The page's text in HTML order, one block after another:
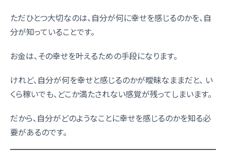
ただひとつ大切なのは、自分が何に幸せを感じるのかを、自
分が知っていることです。
お金は、その幸せを叶えるための手段になります。
けれど、自分が何を幸せと感じるのかが曖昧なままだと、 い
くら稼いでも、どこか満たされない感覚が残ってしまいます。
だから、自分がどのようなことに幸せを感じるのかを知る必
要があるのです。